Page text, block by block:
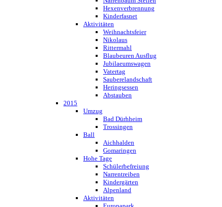
Hexenverbrennung
Kinderfasnet
Aktivitäten
Weihnachtsfeier
Nikolaus
Rittermahl
Blaubeuren Ausflug
Jubilaeumswagen
Vatertag
Sauberelandschaft
Heringsessen
Abstauben
2015
Umzug
Bad Dürhheim
Trossingen
Ball
Aichhalden
Gomaringen
Hohe Tage
Schülerbefreiung
Narrentreiben
Kindergärten
Alpenland
Aktivitäten